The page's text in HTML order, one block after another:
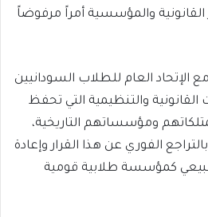
القانونية والمؤسسية أمراً مرفوضاً
الإتحاد العام للطلاب السودانيين
والتنظيمية التي تحفظ
ومؤسساتهم التاريخية،
الفوري عن هذا القرار وإعادة
كمؤسسة طلابية قومية